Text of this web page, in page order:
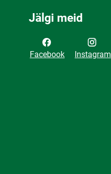
Jälgi meid
Facebook Instagram